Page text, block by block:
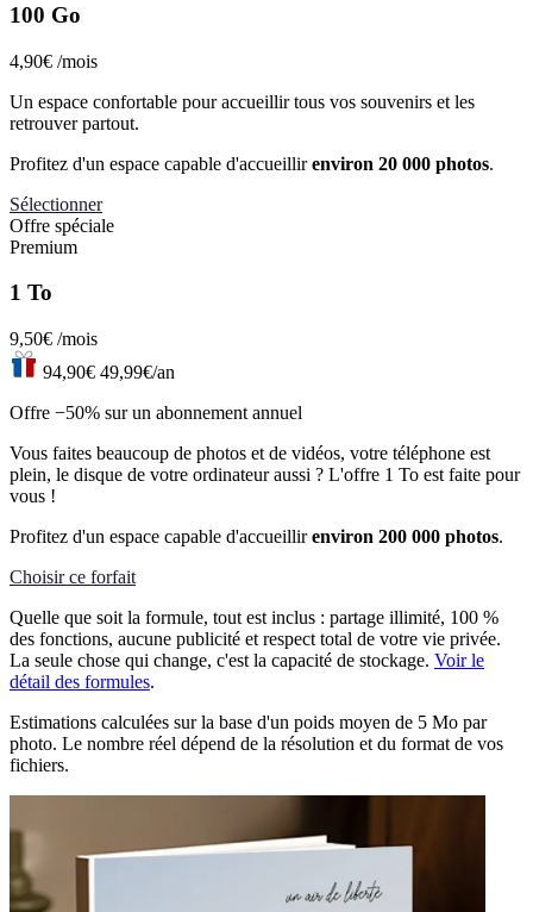
100 Go
4,90€ /mois
Un espace confortable pour accueillir tous vos souvenirs et les
retrouver partout.
Profitez d'un espace capable d'accueillirenviron 20 000 photos.
Sélectionner
Offre spéciale
Premium
1 To
9,50€ /mois
94,90€ 49,99€/an
Offre −50% sur un abonnement annuel
Vous faites beaucoup de photos et de vidéos, votre téléphone est
plein, le disque de votre ordinateur aussi ? L'offre 1 To est faite pour
vous !
Profitez d'un espace capable d'accueillirenviron 200 000 photos.
Choisir ce forfait
Quelle que soit la formule, tout est inclus : partage illimité, 100 %
des fonctions, aucune publicité et respect total de votre vie privée.
La seule chose qui change, c'est la capacité de stockage. Voir le
détail des formules.
Estimations calculées sur la base d'un poids moyen de 5 Mo par
photo. Le nombre réel dépend de la résolution et du format de vos
fichiers.